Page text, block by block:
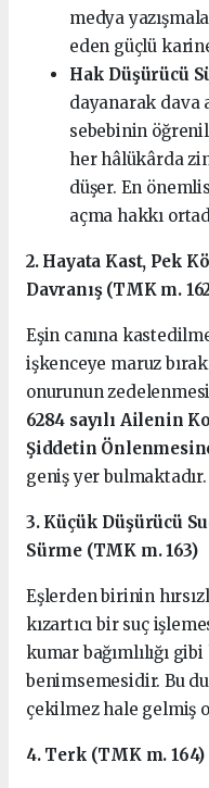
medya
eden güçlü
Hak Düşürücü
dayanarak dava
sebebinin
her hâlükârda
düşer. En
açma hakkı
2. Hayata Kast, Pek
Davranış (TMK m.
Eşin canına
işkenceye maruz
onurunun
6284 sayılı Ailenin
Şiddetin
geniş yer bulmaktadır.
3. Küçük Düşürücü
Sürme (TMK m. 163)
Eşlerden birinin
kızartıcı bir suç
kumar bağımlılığı
benimsemesidir. Bu
çekilmez hale gelmiş
4. Terk (TMK m. 164)